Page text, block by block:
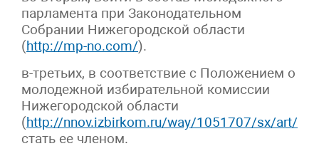
парламента при Законодательном
Собрании Нижегородской области
(http://mp-no.com/).
в-третьих, в соответствие с Положением о
молодежной избирательной комиссии
Нижегородской области
(http://nnov.izbirkom.ru/way/1051707/sx/art/
стать ее членом.